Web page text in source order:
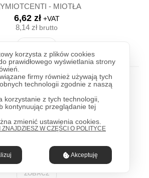
6,62 zł+VAT
8,14 złbrutto
- MIOTŁA
24,52 zł +VAT
30,16 zł brutto
ZOBACZ
korzysta z plików cookies
prawidłowego wyświetlania strony
firmy również używają tych
technologii zgodnie z naszą
korzystanie z tych technologii,
kontynuując przeglądanie tej
zmienić ustawienia cookies.
W CZĘŚCI O POLITYCE
Akceptuję